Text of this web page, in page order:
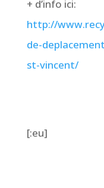
+ d’info ici:
http://
de-
st-vincent/
[:eu]